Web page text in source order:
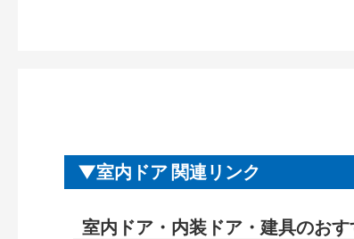
室内ドア 関連リンク
室内ドア・内装ドア・建具のお